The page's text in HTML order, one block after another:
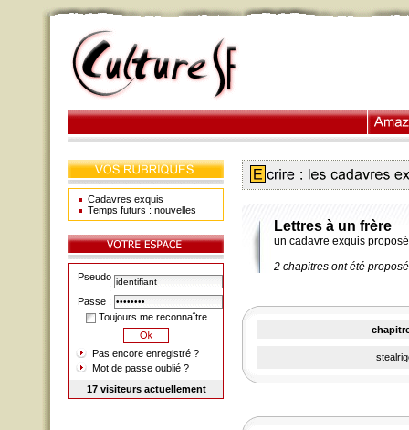
Cadavres exquis
Temps futurs : nouvelles
Pseudo
:
Passe :
Toujours me reconnaître
Pas encore enregistré ?
Mot de passe oublié ?
17 visiteurs actuellement
Lettres à un frère
un cadavre exquis
2 chapitres ont été